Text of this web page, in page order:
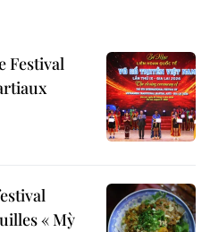
Festival
« Mỳ